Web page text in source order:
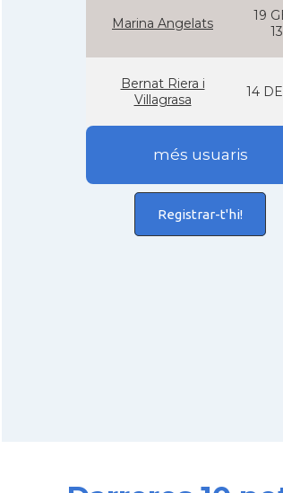
Marina Angelats
19
13
Bernat Riera i
Villagrasa
14
més usuaris
Registrar-t'hi!